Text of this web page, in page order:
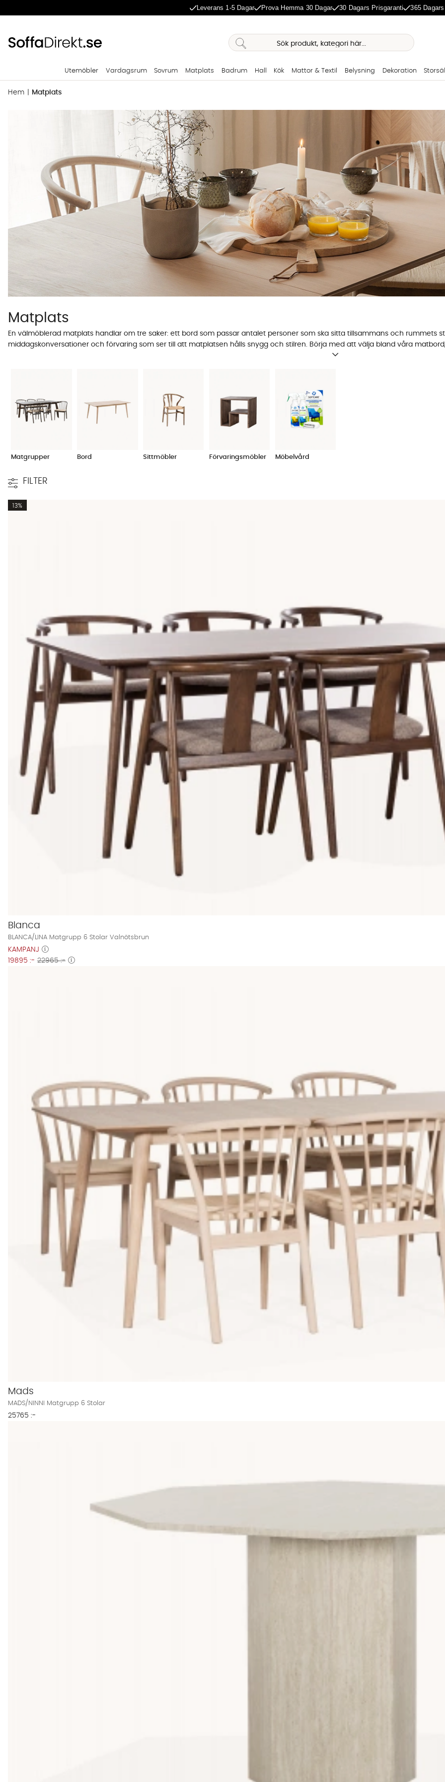
Leverans 1-5 Dagar Prova Hemma 30 Dagar 30 Dagars Prisgaranti 365
Utemöbler Vardagsrum Sovrum Matplats Badrum Hall Kök Mattor & Textil Belysning Dekoration
Hem Matplats
Matplats
En välmöblerad matplats handlar om tre saker: ett bord som passar antalet personer som ska sitta tillsammans och rummets
middagskonversationer och förvaring som ser till att matplatsen hålls snygg och stilren. Börja med att välja bland våra matbord
snygga matchande matstolar
Matgrupper Bord Sittmöbler Förvaringsmöbler Möbelvård
FILTER
13%
Blanca
BLANCA/LINA Matgrupp 6 Stolar Valnötsbrun
KAMPANJ
19895 :- 22965 :-
Mads
MADS/NINNI Matgrupp 6 Stolar
25765 :-